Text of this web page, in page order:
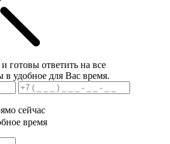
ответить на все
удобное для Вас время.
сейчас
время